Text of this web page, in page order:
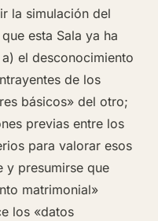
la simulación del
esta Sala ya ha
el desconocimiento
de los
básicos» del otro;
previas entre los
para valorar esos
y presumirse que
matrimonial»
los «datos